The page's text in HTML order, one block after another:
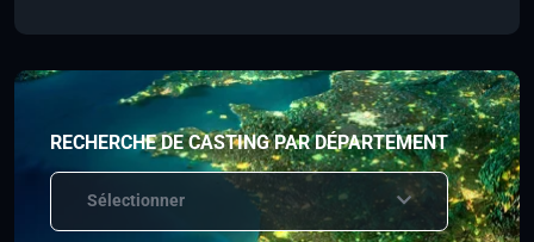
RECHERCHE DE CASTING PAR DÉPARTEMENT
Sélectionner